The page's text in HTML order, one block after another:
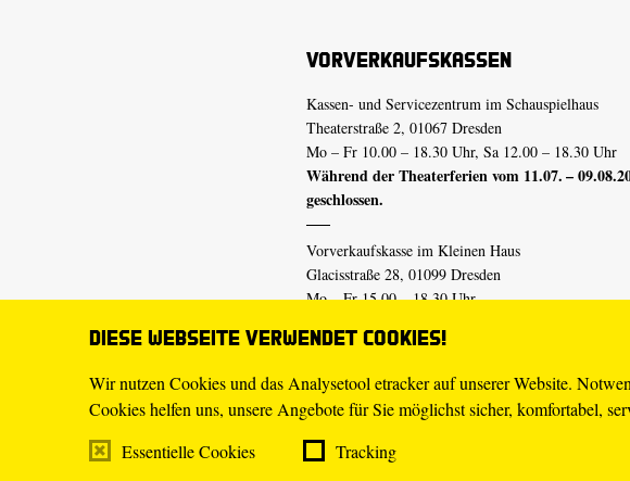
Diese Webseite verwendet Cookies!
Wir nutzen Cookies und das Analysetool etracker auf unserer Website.
Cookies helfen uns, unsere Angebote für Sie möglichst sicher, komfortabel,
Essentielle Cookies
Tracking
Vorverkaufskassen
Kassen- und Servicezentrum im Schauspielhaus
Theaterstraße 2, 01067 Dresden
Mo – Fr 10.00 – 18.30 Uhr, Sa 12.00 – 18.30 Uhr
Während der Theaterferien vom 11.07. –
geschlossen.
Vorverkaufskasse im Kleinen Haus
Glacisstraße 28, 01099 Dresden
Mo – Fr 15.00 – 18.30 Uhr
geschlossen.
E-Mail tickets@staatsschauspiel-dresden.de
Telefon 0351.49 13-555
Mo – Fr 10.00 – 18.30 Uhr